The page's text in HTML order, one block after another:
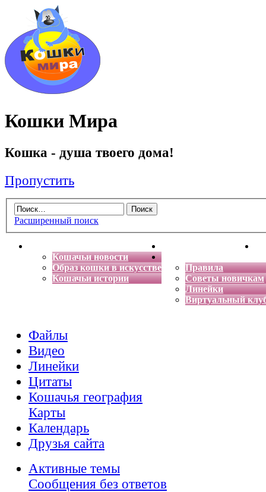
Кошки Мира
Кошка - душа твоего дома!
Пропустить
Расширенный поиск
Кошачьи новости
Образ кошки в искусстве
Кошачьи истории
Энциклопедия кошек
Правила
Советы новичкам
Линейки
Виртуальный
Файлы
Видео
Линейки
Цитаты
Кошачья география
Карты
Календарь
Друзья сайта
Активные темы
Сообщения без ответов